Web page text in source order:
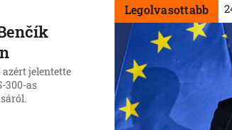
azért jelentette
300-as
Legolvasottabb